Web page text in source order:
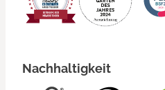
Nachhaltigkeit